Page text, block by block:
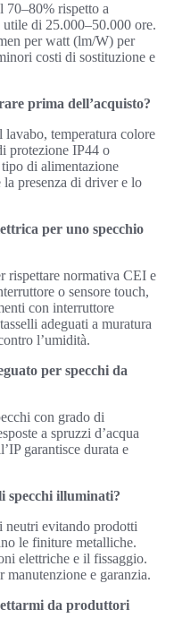
rispetto a
di 25.000–50.000 ore.
per watt (lm/W) per
costi di sostituzione e
prima dell’acquisto?
temperatura colore
protezione IP44 o
di alimentazione
presenza di driver e lo
per uno specchio
rispettare normativa CEI e
o sensore touch,
con interruttore
adeguati a muratura
l’umidità.
per specchi da
con grado di
a spruzzi d’acqua
garantisce durata e
specchi illuminati?
neutri evitando prodotti
le finiture metalliche.
elettriche e il fissaggio.
e garanzia.
da produttori